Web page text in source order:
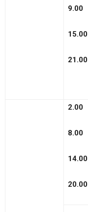
9.00
15.00
21.00
2.00
8.00
14.00
20.00